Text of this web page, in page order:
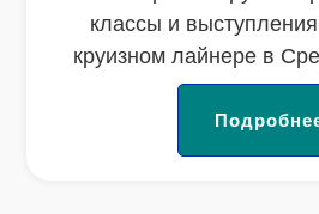
классы и
круизном лайнере в